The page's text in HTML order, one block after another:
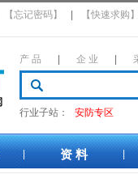
【忘记密码】 【快速求购
产 品 企 业
行业子站： 安防专区
资 料